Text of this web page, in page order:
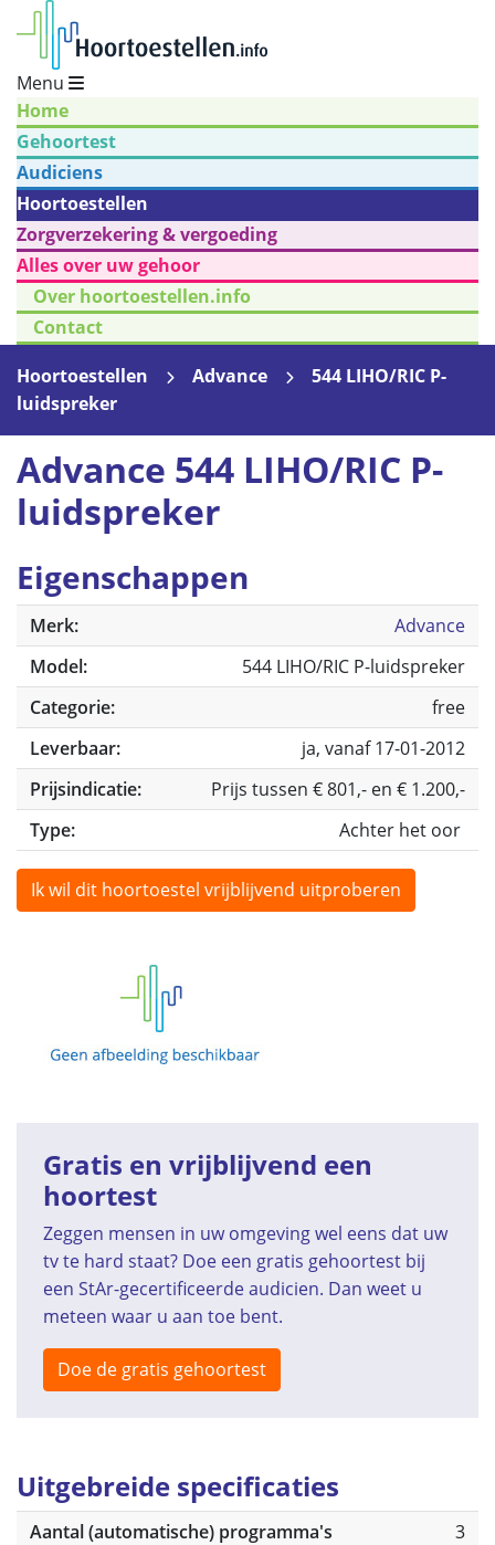
Menu
Home
Gehoortest
Audiciens
Hoortoestellen
Zorgverzekering & vergoeding
Alles over uw gehoor
Over hoortoestellen.info
Contact
Hoortoestellen
Advance
544 LIHO/RIC P-
luidspreker
Advance 544 LIHO/RIC P-
luidspreker
Eigenschappen
Merk:
Advance
Model:
544 LIHO/RIC P-luidspreker
Categorie:
free
Leverbaar:
ja, vanaf 17-01-2012
Prijsindicatie:
Prijs tussen € 801,- en € 1.200,-
Type:
Achter het oor
Ik wil dit hoortoestel vrijblijvend uitproberen
Gratis en vrijblijvend een
hoortest
Zeggen mensen in uw omgeving wel eens dat uw
tv te hard staat? Doe een gratis gehoortest bij
een StAr-gecertificeerde audicien. Dan weet u
meteen waar u aan toe bent.
Doe de gratis gehoortest
Uitgebreide specificaties
Aantal (automatische) programma's
3